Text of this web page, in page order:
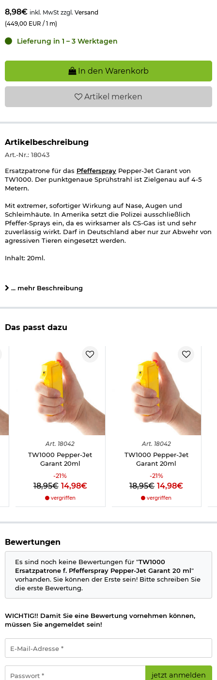
8,98€ inkl. MwSt zzgl. Versand
(449,00 EUR / 1 m)
Lieferung in 1 – 3 Werktagen
In den Warenkorb
Artikel merken
Artikelbeschreibung
Art.-Nr.: 18043
Ersatzpatrone für das Pfefferspray Pepper-Jet Garant von
TW1000. Der punktgenaue Sprühstrahl ist Zielgenau auf 4-5
Metern.
Mit extremer, sofortiger Wirkung auf Nase, Augen und
Schleimhäute. In Amerika setzt die Polizei ausschließlich
Pfeffer-Sprays ein, da es wirksamer als CS-Gas ist und sehr
zuverlässig wirkt. Darf in Deutschland aber nur zur Abwehr von
agressiven Tieren eingesetzt werden.
Inhalt: 20ml.
... mehr Beschreibung
Das passt dazu
Art. 18042
TW1000 Pepper-Jet
Garant 20ml
-21%
18,95€ 14,98€
vergriffen
Art. 18042
TW1000 Pepper-Jet
Garant 20ml
-21%
18,95€ 14,98€
vergriffen
Bewertungen
Es sind noch keine Bewertungen für "TW1000
Ersatzpatrone f. Pfefferspray Pepper-Jet Garant 20 ml"
vorhanden. Sie können der Erste sein! Bitte schreiben Sie
die erste Bewertung.
WICHTIG!! Damit Sie eine Bewertung vornehmen können,
müssen Sie angemeldet sein!
Mail-
Adresse
*
jetzt anmelden